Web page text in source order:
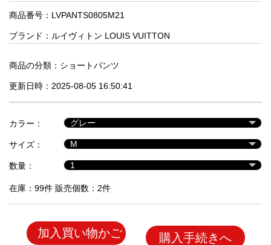
人
気
商
セ
ル
品
商品番号：LVPANTS0805M21
ブランド： ルイヴィトン LOUIS VUITTON
商品の分類： ショートパンツ
更新日時：2025-08-05 16:50:41
カラー：
サイズ：
数量：
在庫：99件 販売個数：2件
加入買い物かご 購入手続きへ